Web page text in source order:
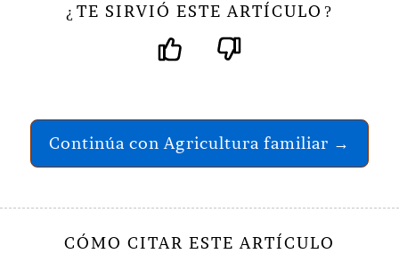
¿ TE SIRVIÓ ESTE ARTÍCULO ?
Continúa con Agricultura familiar →
CÓMO CITAR ESTE ARTÍCULO